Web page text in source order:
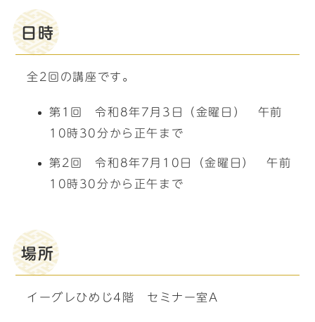
日時
全2回の講座です。
第1回 令和8年7月3日（金曜日） 午前
10時30分から正午まで
第2回 令和8年7月10日（金曜日） 午前
10時30分から正午まで
場所
イーグレひめじ4階 セミナー室A